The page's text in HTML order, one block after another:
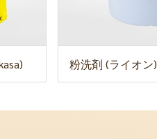
粉洗剤 (ライオン)